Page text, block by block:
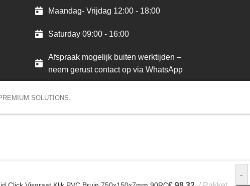
Maandag- Vrijdag 12:00 - 18:00
Saturday 09:00 - 16:00
Afspraak mogelijk buiten werktijden –
neem gerust contact op via WhatsApp
PREMIUM SOLUTIONS.
-